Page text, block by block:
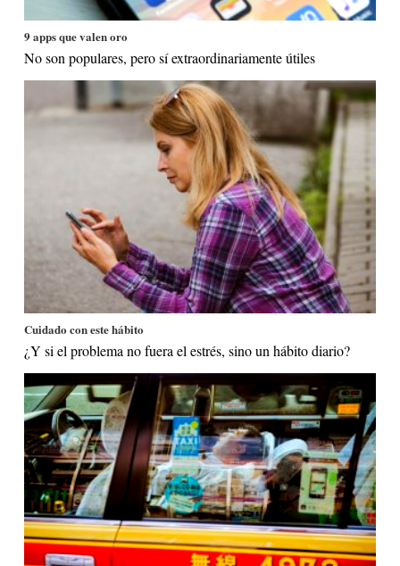
9 apps que valen oro
No son populares, pero sí extraordinariamente útiles
Cuidado con este hábito
¿Y si el problema no fuera el estrés, sino un hábito diario?